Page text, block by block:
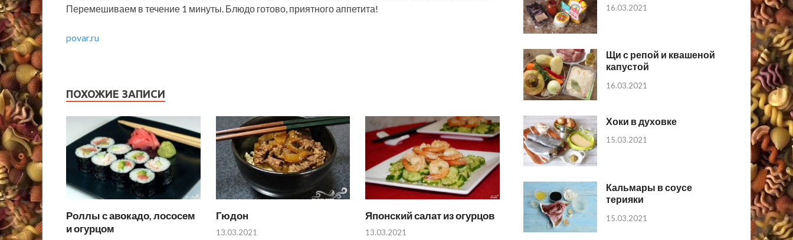
Перемешиваем в течение 1 минуты. Блюдо готово, приятного аппетита!
povar.ru
ПОХОЖИЕ ЗАПИСИ
Роллы с авокадо, лососем
и огурцом
Гюдон
13.03.2021
Японский салат из огурцов
13.03.2021
16.03.2021
Щи с репой и квашеной
капустой
16.03.2021
Хоки в духовке
15.03.2021
Кальмары в соусе
терияки
15.03.2021